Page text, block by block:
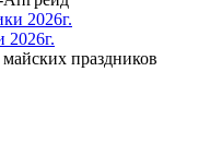
2026г.
праздников